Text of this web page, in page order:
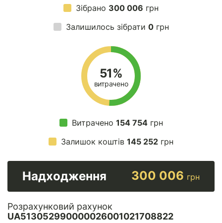
Зібрано 300 006 грн
Залишилось зібрати 0грн
51%
витрачено
Витрачено 154 754грн
Залишок коштів 145 252 грн
Надходження 300 006 грн
Розрахунковий рахунок
UA513052990000026001021708822